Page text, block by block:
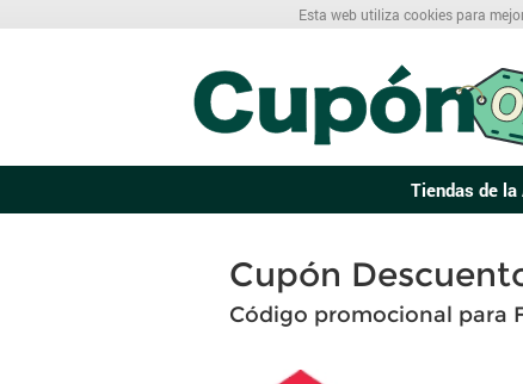
Esta web utiliza cookies para
Tiendas de la
Cupón
Código promocional para